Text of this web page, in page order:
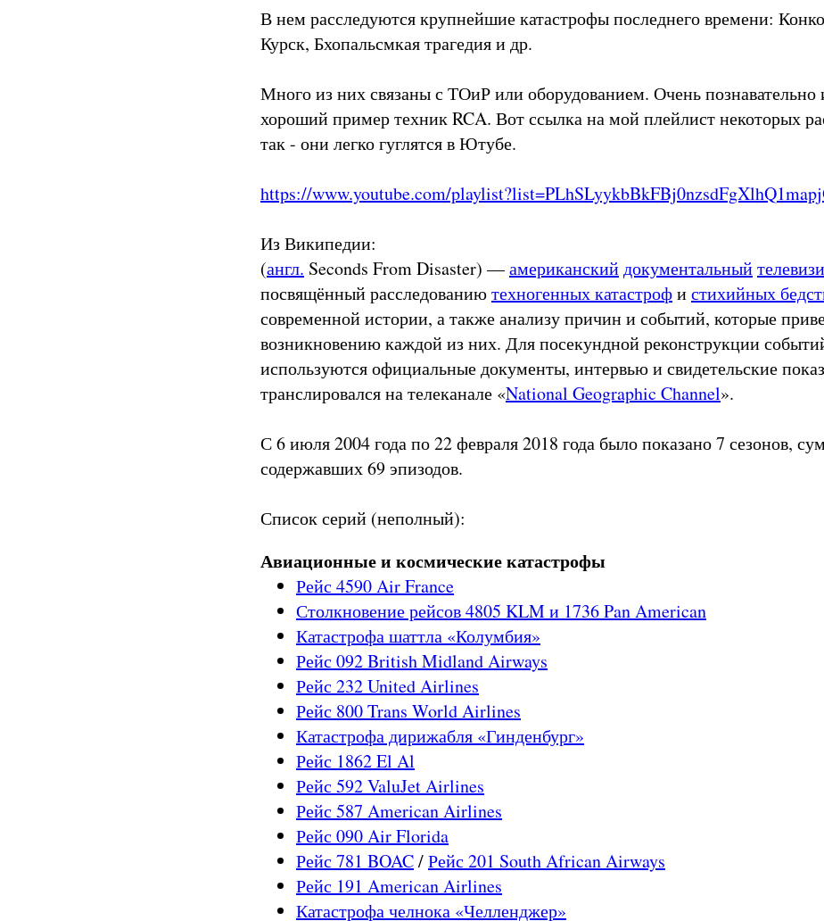
В нем расследуются крупнейшие катастрофы последнего времени:
Курск, Бхопальсмкая трагедия и др.
Много из них связаны с ТОиР или оборудованием. Очень познавательно
хороший пример техник RCA. Вот ссылка на мой плейлист некоторых
так - они легко гуглятся в Ютубе.
https://www.youtube.com/
Из Википедии:
(англ. Seconds From Disaster) —американскийдокументальный
посвящённый расследованиютехногенных катастрофистихийных
современной истории, а также анализу причин и событий, которые
возникновению каждой из них. Для посекундной реконструкции
используются официальные документы, интервью и свидетельские
транслировался на телеканале «National Geographic Channel».
С 6 июля 2004 года по 22 февраля 2018 года было показано 7 сезонов,
содержавших 69 эпизодов.
Список серий (неполный):
Авиационные и космические катастрофы
Рейс 4590 Air France
Столкновение рейсов 4805 KLM и 1736 Pan American
Катастрофа шаттла «Колумбия»
Рейс 092 British Midland Airways
Рейс 232 United Airlines
Рейс 800 Trans World Airlines
Катастрофа дирижабля «Гинденбург»
Рейс 1862 El Al
Рейс 592 ValuJet Airlines
Рейс 587 American Airlines
Рейс 090 Air Florida
Рейс 781 BOAC/Рейс 201 South African Airways
Рейс 191 American Airlines
Катастрофа челнока «Челленджер»